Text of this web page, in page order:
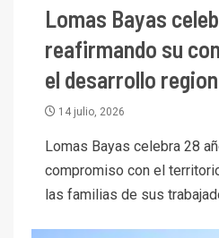
Lomas Bayas
reafirmando su
el desarrollo
14 julio, 2026
Lomas Bayas celebra 28
compromiso con el
las familias de sus